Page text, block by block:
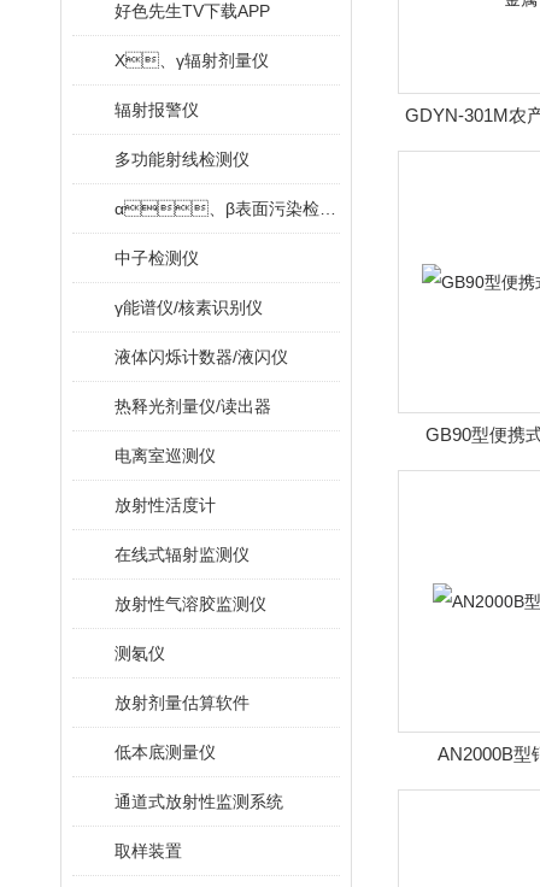
好色先生TV下载APP
X、γ辐射剂量仪
辐射报警仪
多功能射线检测仪
中子检测仪
γ能谱仪/核素识别仪
液体闪烁计数器/液闪仪
热释光剂量仪/读出器
电离室巡测仪
放射性活度计
在线式辐射监测仪
放射性气溶胶监测仪
测氡仪
放射剂量估算软件
低本底测量仪
通道式放射性监测系统
取样装置
GDYN-301M农
测仪（农残、硝
GB90型便携
AN2000B型